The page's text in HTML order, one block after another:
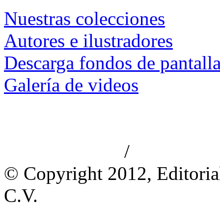
Nuestras colecciones
Autores e ilustradores
Descarga fondos de
Galería de videos
/
© Copyright 2012,
C.V.